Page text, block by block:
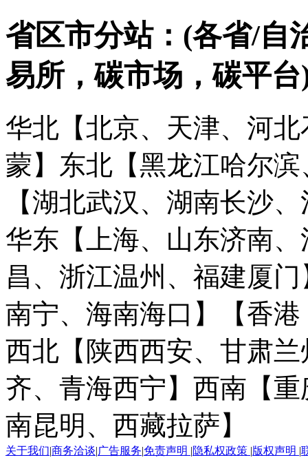
省区市分站：(各省/自
易所，碳市场，碳平台
华北【北京、天津、河
蒙】 东北【黑龙江哈尔
【湖北武汉、湖南长沙
华东【上海、山东济南
昌、浙江温州、福建厦门
南宁、海南海口】
【香
西北【陕西西安、甘肃
齐、青海西宁】 西南【
南昆明、西藏拉萨】
关于我们|商务洽谈|广告服务|免责声明 |隐私权政策 |版权声明 |